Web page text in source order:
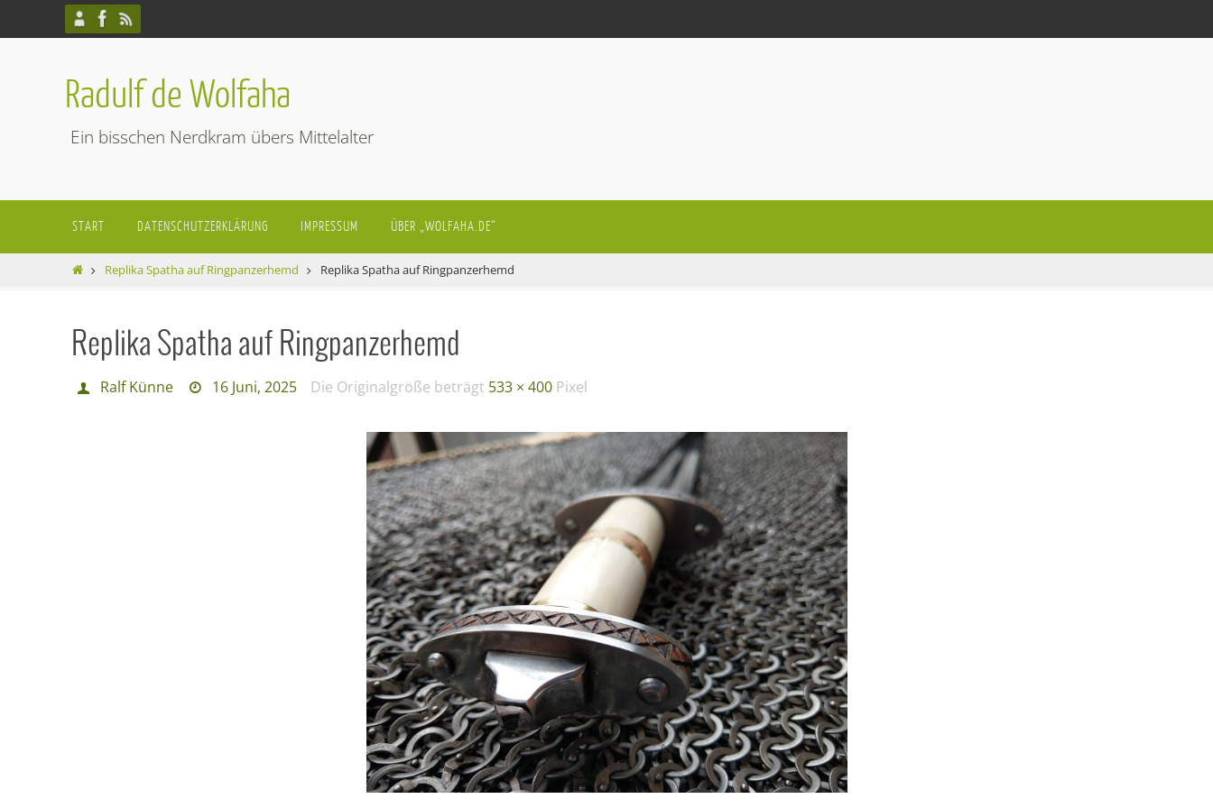
Inhalt
Radulf de Wolfaha
Ein bisschen Nerdkram übers Mittelalter
springen
START DATENSCHUTZERKLÄRUNG IMPRESSUM ÜBER „WOLFAHA.DE“
StartReplika Spatha auf Ringpanzerhemd Replika Spatha auf Ringpanzerhemd
Replika Spatha auf Ringpanzerhemd
Ralf Künne 16 Juni, 2025 Die Originalgröße beträgt 533 × 400 Pixel